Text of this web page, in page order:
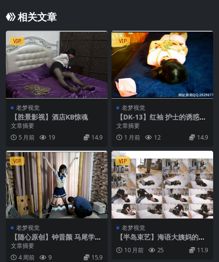
相关文章
VIP
老梦视觉
【胜景影视】酒店KB惊魂
文章摘要
5 月前
19 14.9
VIP
老梦视觉
【DK-13】红袖 护士的诱惑
篇，床上的挣扎，肉丝+KB+口
球！
文章摘要
1 月前
12 14.9
VIP
老梦视觉
【随心原创】钟昔颜 马尾学妹
火字形极限固定 鞭打 难受的
文章摘要
4 周前
9 15.9
VIP
老梦视觉
【半岛束艺】海语大姨妈的下
10 月前 25 11.9